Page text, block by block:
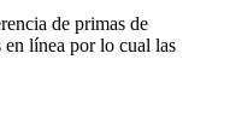
de primas de
en línea por lo cual las